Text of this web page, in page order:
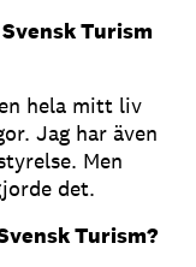
Turism
hela mitt liv
Jag har även
Men
det.
Turism?